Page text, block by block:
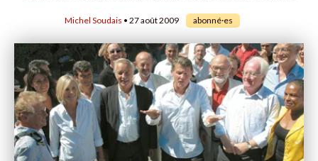
Michel Soudais • 27 août 2009 abonné·es